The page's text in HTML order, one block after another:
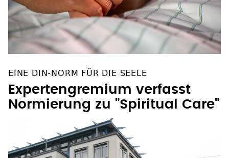
EINE DIN-NORM FÜR DIE SEELE
Expertengremium verfasst
Normierung zu "Spiritual Care"